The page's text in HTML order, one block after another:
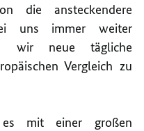
die ansteckendere
uns immer weiter
wir neue tägliche
Vergleich zu
mit einer großen